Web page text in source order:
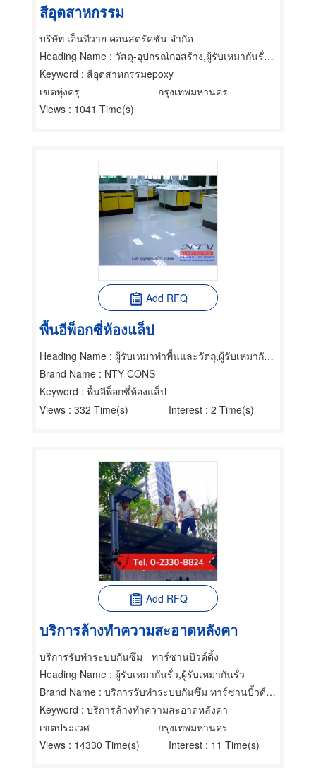
สีอุตสาหกรรม
บริษัท เอ็นทีวาย คอนสตรัคชั่น จำกัด
Heading Name : วัสดุ-อุปกรณ์ก่อสร้าง,ผู้รับเหมากันรั่ว,ก่อสร้างและซ่อมแซมสนามกีฬา
Keyword : สีอุตสาหกรรมepoxy
เขตทุ่งครุ
กรุงเทพมหานคร
Views : 1041 Time(s)
Add RFQ
พื้นอีพ็อกซี่ห้องแล็ป
Heading Name : ผู้รับเหมาทำพื้นและวัตถุ,ผู้รับเหมากันรั่ว,ผู้รับเหมาทำพื้นและวัตถุ
Brand Name : NTY CONS
Keyword : พื้นอีพ็อกซี่ห้องแล็ป
Views : 332 Time(s) Interest : 2 Time(s)
Add RFQ
บริการล้างทำความสะอาดหลังคา
บริการรับทำระบบกันซึม - ทาร์ซานบิวด์ดิ้ง
Heading Name : ผู้รับเหมากันรั่ว,ผู้รับเหมากันรั่ว
Brand Name : บริการรับทำระบบกันซึม ทาร์ซานบิ้วด์ดิ้ง
Keyword : บริการล้างทำความสะอาดหลังคา
เขตประเวศ
กรุงเทพมหานคร
Views : 14330 Time(s) Interest : 11 Time(s)